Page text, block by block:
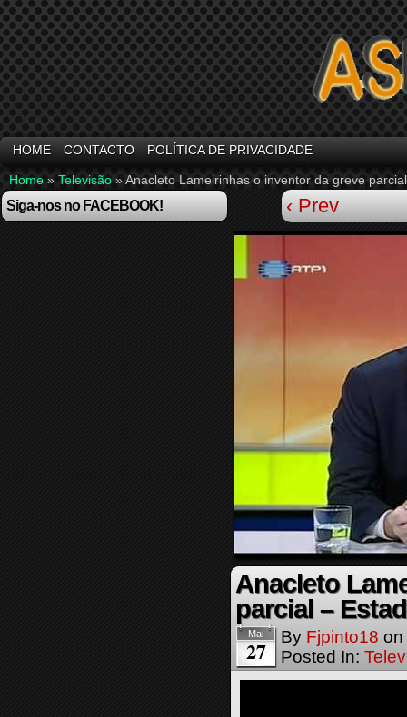
HOME CONTACTO POLÍTICA DE PRIVACIDADE
Home » Televisão »Anacleto Lameirinhas o inventor da greve
Siga-nos no FACEBOOK! ‹ Prev
Anacleto
parcial –
Mai
27 By Fjpinto18 on
Posted In: